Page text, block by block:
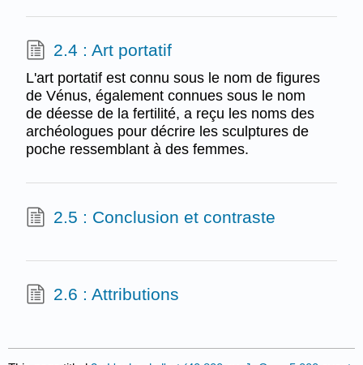
2.4 : Art portatif
L'art portatif est connu sous le nom de figures
de Vénus, également connues sous le nom
de déesse de la fertilité, a reçu les noms des
archéologues pour décrire les sculptures de
poche ressemblant à des femmes.
2.5 : Conclusion et contraste
2.6 : Attributions